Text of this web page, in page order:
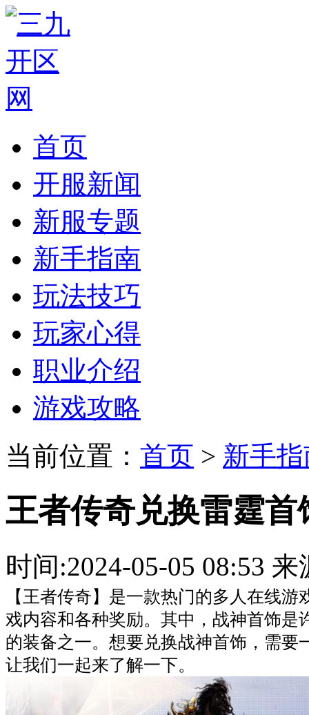
首页
开服新闻
新服专题
新手指南
玩法技巧
玩家心得
职业介绍
游戏攻略
当前位置： 首页 > 新手
王者传奇兑换雷霆
时间:2024-05-05 08:53
【王者传奇】是一款热门的多人在线游
戏内容和各种奖励。其中，战神首饰是
的装备之一。想要兑换战神首饰，需要
让我们一起来了解一下。